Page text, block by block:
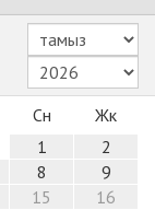
Сн
Жк
1
2
8
9
15
16